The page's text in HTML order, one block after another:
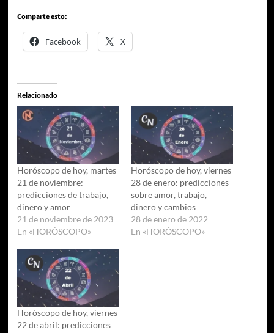
Comparte esto:
Facebook X
Relacionado
Horóscopo de hoy, martes
21 de noviembre:
predicciones de trabajo,
dinero y amor
21 de noviembre de 2023
En «HORÓSCOPO»
Horóscopo de hoy, viernes
28 de enero: predicciones
sobre amor, trabajo,
dinero y cambios
28 de enero de 2022
En «HORÓSCOPO»
Horóscopo de hoy, viernes
22 de abril: predicciones